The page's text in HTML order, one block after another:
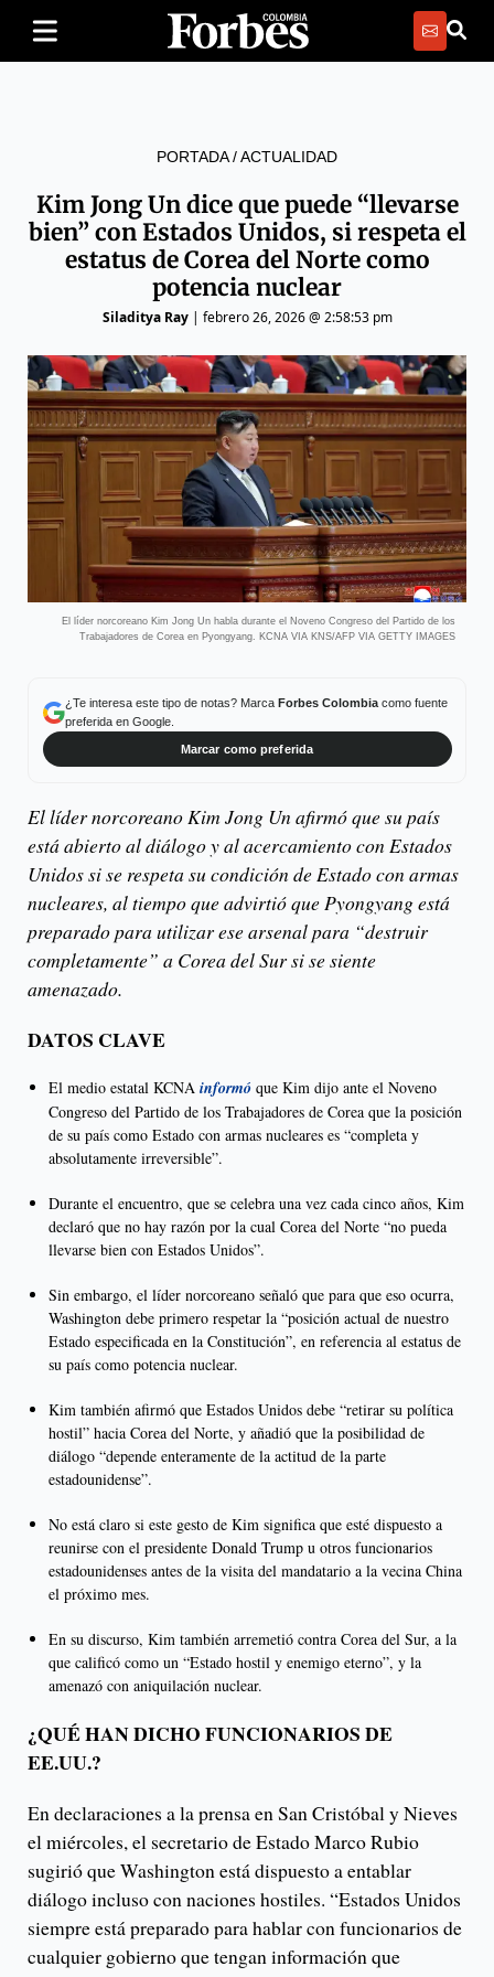
PORTADA/ACTUALIDAD
Kim Jong Un dice que puede “llevarse
bien” con Estados Unidos, si respeta el
estatus de Corea del Norte como
potencia nuclear
Siladitya Ray| febrero 26, 2026 @ 2:58:53 pm
El líder norcoreano Kim Jong Un habla durante el Noveno Congreso del Partido de los
Trabajadores de Corea en Pyongyang. KCNA VIA KNS/AFP VIA GETTY IMAGES
¿Te interesa este tipo de notas? Marca Forbes Colombiacomo fuente
preferida en Google.
Marcar como preferida
El líder norcoreano Kim Jong Un afirmó que su país
está abierto al diálogo y al acercamiento con Estados
Unidos si se respeta su condición de Estado con armas
nucleares, al tiempo que advirtió que Pyongyang está
preparado para utilizar ese arsenal para “destruir
completamente” a Corea del Sur si se siente
amenazado.
DATOS CLAVE
El medio estatal KCNA informó que Kim dijo ante el Noveno
Congreso del Partido de los Trabajadores de Corea que la posición
de su país como Estado con armas nucleares es “completa y
absolutamente irreversible”.
Durante el encuentro, que se celebra una vez cada cinco años, Kim
declaró que no hay razón por la cual Corea del Norte “no pueda
llevarse bien con Estados Unidos”.
Sin embargo, el líder norcoreano señaló que para que eso ocurra,
Washington debe primero respetar la “posición actual de nuestro
Estado especificada en la Constitución”, en referencia al estatus de
su país como potencia nuclear.
Kim también afirmó que Estados Unidos debe “retirar su política
hostil” hacia Corea del Norte, y añadió que la posibilidad de
diálogo “depende enteramente de la actitud de la parte
estadounidense”.
No está claro si este gesto de Kim significa que esté dispuesto a
reunirse con el presidente Donald Trump u otros funcionarios
estadounidenses antes de la visita del mandatario a la vecina China
el próximo mes.
En su discurso, Kim también arremetió contra Corea del Sur, a la
que calificó como un “Estado hostil y enemigo eterno”, y la
amenazó con aniquilación nuclear.
¿QUÉ HAN DICHO FUNCIONARIOS DE
EE.UU.?
En declaraciones a la prensa en San Cristóbal y Nieves
el miércoles, el secretario de Estado Marco Rubio
sugirió que Washington está dispuesto a entablar
diálogo incluso con naciones hostiles. “Estados Unidos
siempre está preparado para hablar con funcionarios de
cualquier gobierno que tengan información que